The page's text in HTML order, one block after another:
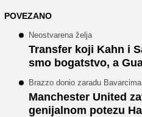
POVEZANO
Neostvarena želja
Transfer koji Kahn i
smo bogatstvo, a
Brazzo donio zaradu Bavarcima
Manchester United
genijalnom potezu